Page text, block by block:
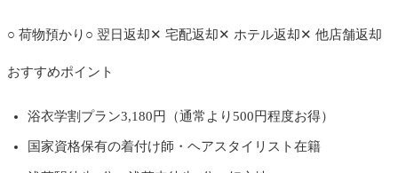
○ 荷物預かり ○ 翌日返却✕ 宅配返却✕ ホテル返却✕ 他店舗返却
おすすめポイント
浴衣学割プラン3,180円（通常より500円程度お得）
国家資格保有の着付け師・ヘアスタイリスト在籍